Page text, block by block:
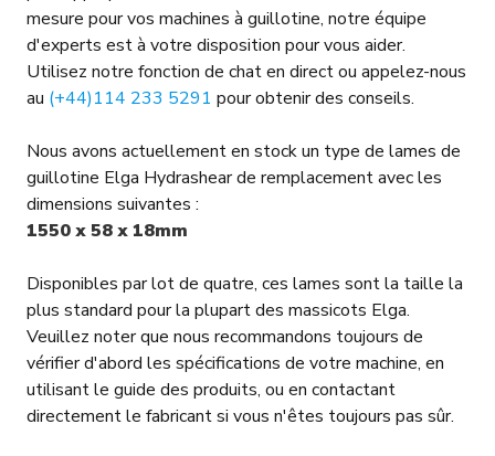
mesure pour vos machines à guillotine, notre équipe
d'experts est à votre disposition pour vous aider.
Utilisez notre fonction de chat en direct ou appelez-nous
au (+44)114 233 5291 pour obtenir des conseils.
Nous avons actuellement en stock un type de lames de
guillotine Elga Hydrashear de remplacement avec les
dimensions suivantes :
1550 x 58 x 18mm
Disponibles par lot de quatre, ces lames sont la taille la
plus standard pour la plupart des massicots Elga.
Veuillez noter que nous recommandons toujours de
vérifier d'abord les spécifications de votre machine, en
utilisant le guide des produits, ou en contactant
directement le fabricant si vous n'êtes toujours pas sûr.